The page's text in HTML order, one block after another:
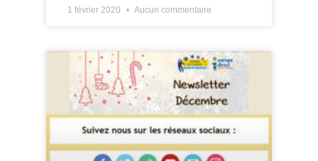
1 février 2020 Aucun commentaire